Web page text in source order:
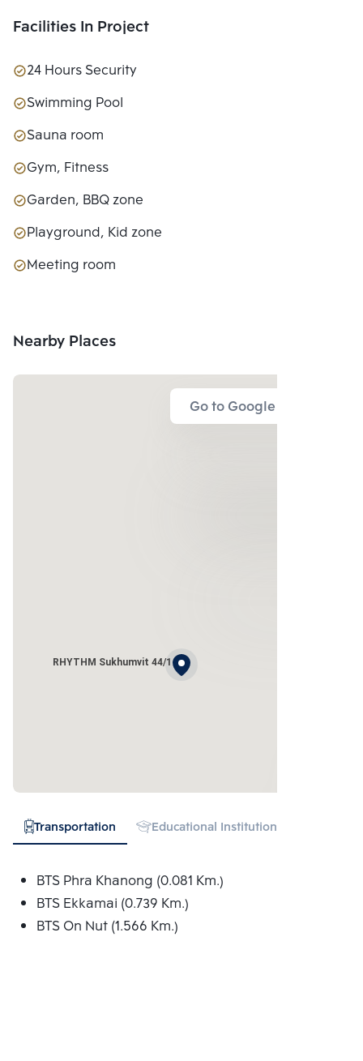
Facilities In Project
24 Hours Security
Swimming Pool
Sauna room
Gym, Fitness
Garden, BBQ zone
Playground, Kid zone
Meeting room
Nearby Places
Go to Google Map
RHYTHM Sukhumvit 44/1
Transportation Educational Institution
BTS Phra Khanong (0.081 Km.)
BTS Ekkamai (0.739 Km.)
BTS On Nut (1.566 Km.)